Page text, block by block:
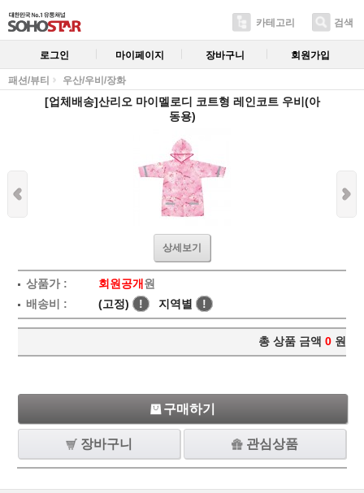
카테고리 검색
로그인 마이페이지 장바구니 회원가입
패션/뷰티 우산/우비/장화
[업체배송]산리오 마이멜로디 코트형 레인코트 우비(아
동용)
상세보기
상품가 : 회원공개 원
배송비 :
(고정) ! 지역별 !
총 상품 금액 0 원
구매하기
장바구니 관심상품